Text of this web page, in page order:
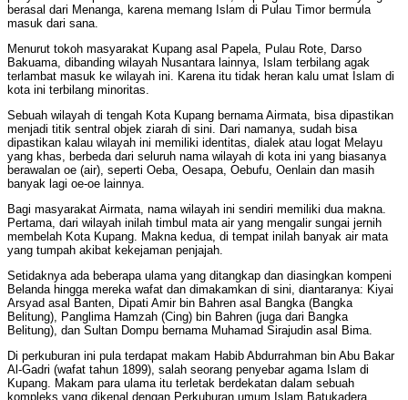
berasal dari Menanga, karena memang Islam di Pulau Timor bermula
masuk dari sana.
Menurut tokoh masyarakat Kupang asal Papela, Pulau Rote, Darso
Bakuama, dibanding wilayah Nusantara lainnya, Islam terbilang agak
terlambat masuk ke wilayah ini. Karena itu tidak heran kalu umat Islam di
kota ini terbilang minoritas.
Sebuah wilayah di tengah Kota Kupang bernama Airmata, bisa dipastikan
menjadi titik sentral objek ziarah di sini. Dari namanya, sudah bisa
dipastikan kalau wilayah ini memiliki identitas, dialek atau logat Melayu
yang khas, berbeda dari seluruh nama wilayah di kota ini yang biasanya
berawalan oe (air), seperti Oeba, Oesapa, Oebufu, Oenlain dan masih
banyak lagi oe-oe lainnya.
Bagi masyarakat Airmata, nama wilayah ini sendiri memiliki dua makna.
Pertama, dari wilayah inilah timbul mata air yang mengalir sungai jernih
membelah Kota Kupang. Makna kedua, di tempat inilah banyak air mata
yang tumpah akibat kekejaman penjajah.
Setidaknya ada beberapa ulama yang ditangkap dan diasingkan kompeni
Belanda hingga mereka wafat dan dimakamkan di sini, diantaranya: Kiyai
Arsyad asal Banten, Dipati Amir bin Bahren asal Bangka (Bangka
Belitung), Panglima Hamzah (Cing) bin Bahren (juga dari Bangka
Belitung), dan Sultan Dompu bernama Muhamad Sirajudin asal Bima.
Di perkuburan ini pula terdapat makam Habib Abdurrahman bin Abu Bakar
Al-Gadri (wafat tahun 1899), salah seorang penyebar agama Islam di
Kupang. Makam para ulama itu terletak berdekatan dalam sebuah
kompleks yang dikenal dengan Perkuburan umum Islam Batukadera,